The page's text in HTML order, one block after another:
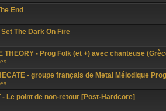
End
The Dark On Fire
THEORY - Prog Folk (et +) avec chanteuse
- groupe français de Metal Mélodique Prog
- Le point de non-retour [Post-Hardcore]